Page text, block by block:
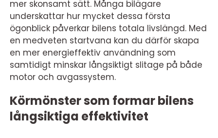
mer skonsamt sätt. Många bilägare
underskattar hur mycket dessa första
ögonblick påverkar bilens totala livslängd. Med
en medveten startvana kan du därför skapa
en mer energieffektiv användning som
samtidigt minskar långsiktigt slitage på både
motor och avgassystem.
Körmönster som formar bilens
långsiktiga effektivitet